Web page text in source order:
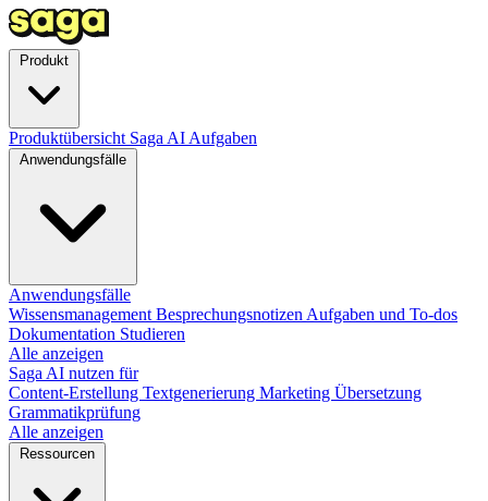
Produktübersicht Saga AI Aufgaben
Anwendungsfälle
Wissensmanagement Besprechungsnotizen Aufgaben und To-dos
Dokumentation Studieren
Alle anzeigen
Saga AI nutzen für
Content-Erstellung Textgenerierung Marketing Übersetzung
Grammatikprüfung
Alle anzeigen